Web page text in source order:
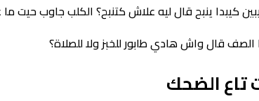
كيبدا ينبح قال ليه علاش كتنبح؟ الكلب جاوب حيت
قال واش هادي طابور للخبز ولا للصلاة؟
الضحك